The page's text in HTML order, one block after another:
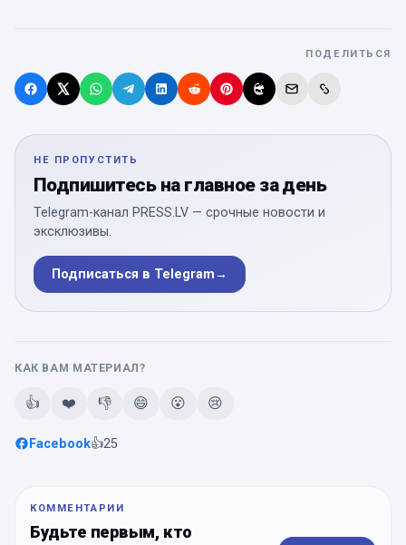
ПОДЕЛИТЬСЯ
НЕ ПРОПУСТИТЬ
Подпишитесь на главное за день
Telegram-канал PRESS.LV — срочные новости и
эксклюзивы.
Подписаться в Telegram→
КАК ВАМ МАТЕРИАЛ?
👍 ❤️ 👎 😄 😮 😢
Facebook👍25
КОММЕНТАРИИ
Будьте первым, кто